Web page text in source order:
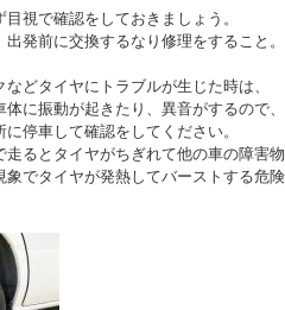
視で確認をしておきましょう。
発前に交換するなり修理をすること。
どタイヤにトラブルが生じた時は、
に振動が起きたり、異音がするので、
停車して確認をしてください。
るとタイヤがちぎれて他の車の障害
象でタイヤが発熱してバーストする危